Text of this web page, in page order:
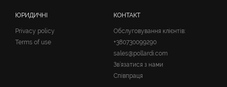
ЮРИДИЧНІ
Privacy policy
Terms of use
КОНТАКТ
Обслуговування клієнтів:
+380730099290
sales@pollardi.com
Зв’язатися з нами
Співпраця